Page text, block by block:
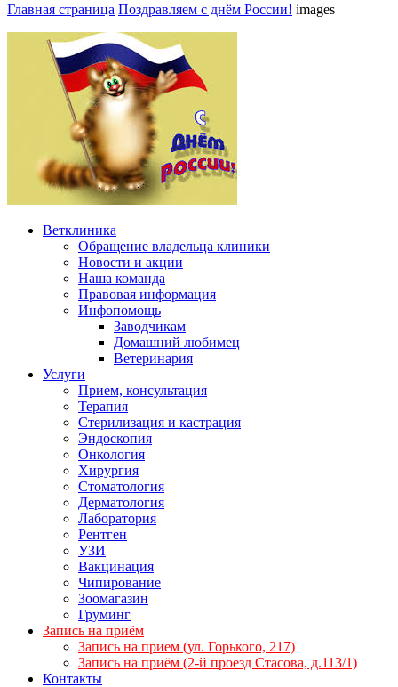
Главная страница Поздравляем с днём России! images
Ветклиника
Обращение владельца клиники
Новости и акции
Наша команда
Правовая информация
Инфопомощь
Заводчикам
Домашний любимец
Ветеринария
Услуги
Прием, консультация
Терапия
Стерилизация и кастрация
Эндоскопия
Онкология
Хирургия
Стоматология
Дерматология
Лаборатория
Рентген
УЗИ
Вакцинация
Чипирование
Зоомагазин
Груминг
Запись на приём
Запись на прием (ул. Горького, 217)
Запись на приём (2-й проезд Стасова, д.113/1)
Контакты